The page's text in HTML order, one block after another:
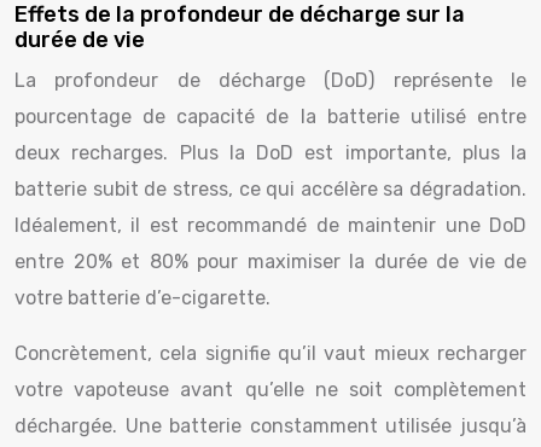
Effets de la profondeur de décharge sur la
durée de vie
La profondeur de décharge (DoD) représente le
pourcentage de capacité de la batterie utilisé entre
deux recharges. Plus la DoD est importante, plus la
batterie subit de stress, ce qui accélère sa dégradation.
Idéalement, il est recommandé de maintenir une DoD
entre 20% et 80% pour maximiser la durée de vie de
votre batterie d’e-cigarette.
Concrètement, cela signifie qu’il vaut mieux recharger
votre vapoteuse avant qu’elle ne soit complètement
déchargée. Une batterie constamment utilisée jusqu’à